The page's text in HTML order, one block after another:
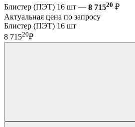
Блистер (ПЭТ) 16 шт — 8 71520 ₽
Актуальная цена по запросу
Блистер (ПЭТ) 16 шт
8 71520₽